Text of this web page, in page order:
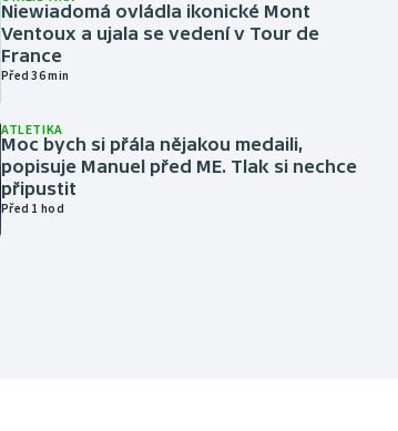
Niewiadomá ovládla ikonické Mont
Ventoux a ujala se vedení v Tour de
France
Před 36 min
ATLETIKA
Moc bych si přála nějakou medaili,
popisuje Manuel před ME. Tlak si nechce
připustit
Před 1 hod